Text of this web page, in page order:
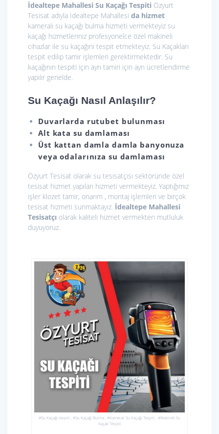
İdealtepe Mahallesi Su Kaçağı Tespiti Özyurt
Tesisat adıyla İdealtepe Mahallesi da hizmet
kameralı su kaçağı bulma hizmeti vermekteyiz su
kaçağı hizmetleriniz profesyonelce özel makineli
cihazlar ile su kaçağını tespit etmekteyiz. Su Kaçakları
tespit edilip tamir işlemleri gerektirmektedir. Su
kaçağının tespiti için ayrı tamiri için ayrı ücretlendirme
yapılır genelde.
Su Kaçağı Nasıl Anlaşılır?
Duvarlarda rutubet bulunması
Alt kata su damlaması
Üst kattan damla damla banyonuza
veya odalarınıza su damlaması
Özyurt Tesisat olarak su tesisatçısı sektöründe özel
tesisat hizmet yapıları hizmeti vermekteyiz. Yaptığımız
işler klozet tamir, onarım , montaj işlemleri ve birçok
tesisat hizmeti sunmaktayız. İdealtepe Mahallesi
Tesisatçı olarak kaliteli hizmet vermekten mutluluk
duyuyoruz.
#Su Kaçağı tespiti , #Su Kaçağı Bulma , #Kameralı Su Kaçağı Tespiti , #Makineli Su
Kaçak Tespiti